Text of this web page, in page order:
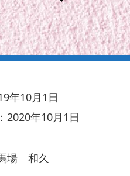
年10月1日
2020年10月1日
場 和久